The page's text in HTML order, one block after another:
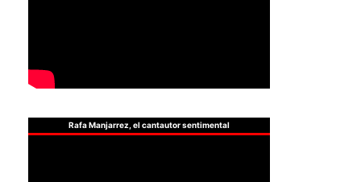
Rafa Manjarrez, el cantautor sentimental